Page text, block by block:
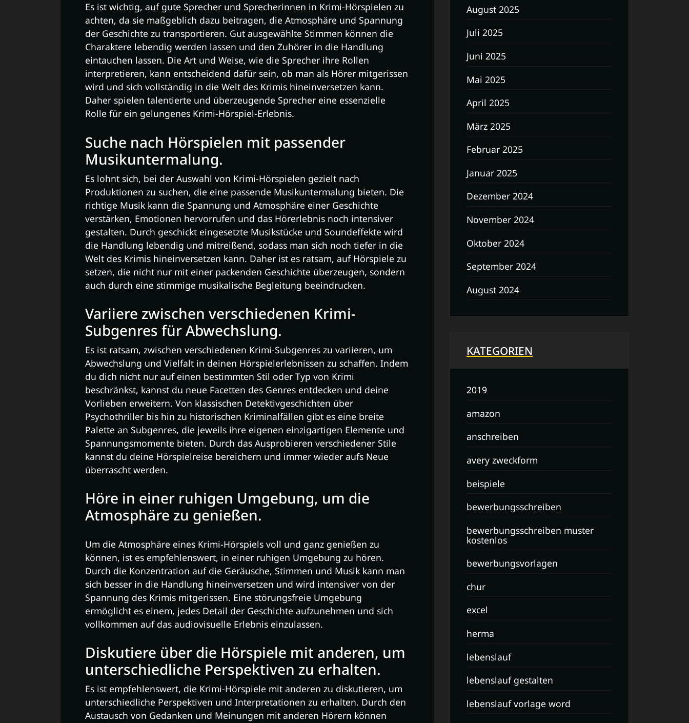
Es ist wichtig, auf gute Sprecher und Sprecherinnen in Krimi-Hörspielen zu
achten, da sie maßgeblich dazu beitragen, die Atmosphäre und Spannung
der Geschichte zu transportieren. Gut ausgewählte Stimmen können die
Charaktere lebendig werden lassen und den Zuhörer in die Handlung
eintauchen lassen. Die Art und Weise, wie die Sprecher ihre Rollen
interpretieren, kann entscheidend dafür sein, ob man als Hörer mitgerissen
wird und sich vollständig in die Welt des Krimis hineinversetzen kann.
Daher spielen talentierte und überzeugende Sprecher eine essenzielle
Rolle für ein gelungenes Krimi-Hörspiel-Erlebnis.
Suche nach Hörspielen mit passender
Musikuntermalung.
Es lohnt sich, bei der Auswahl von Krimi-Hörspielen gezielt nach
Produktionen zu suchen, die eine passende Musikuntermalung bieten. Die
richtige Musik kann die Spannung und Atmosphäre einer Geschichte
verstärken, Emotionen hervorrufen und das Hörerlebnis noch intensiver
gestalten. Durch geschickt eingesetzte Musikstücke und Soundeffekte wird
die Handlung lebendig und mitreißend, sodass man sich noch tiefer in die
Welt des Krimis hineinversetzen kann. Daher ist es ratsam, auf Hörspiele zu
setzen, die nicht nur mit einer packenden Geschichte überzeugen, sondern
auch durch eine stimmige musikalische Begleitung beeindrucken.
Variiere zwischen verschiedenen Krimi-
Subgenres für Abwechslung.
Es ist ratsam, zwischen verschiedenen Krimi-Subgenres zu variieren, um
Abwechslung und Vielfalt in deinen Hörspielerlebnissen zu schaffen. Indem
du dich nicht nur auf einen bestimmten Stil oder Typ von Krimi
beschränkst, kannst du neue Facetten des Genres entdecken und deine
Vorlieben erweitern. Von klassischen Detektivgeschichten über
Psychothriller bis hin zu historischen Kriminalfällen gibt es eine breite
Palette an Subgenres, die jeweils ihre eigenen einzigartigen Elemente und
Spannungsmomente bieten. Durch das Ausprobieren verschiedener Stile
kannst du deine Hörspielreise bereichern und immer wieder aufs Neue
überrascht werden.
Höre in einer ruhigen Umgebung, um die
Atmosphäre zu genießen.
Um die Atmosphäre eines Krimi-Hörspiels voll und ganz genießen zu
können, ist es empfehlenswert, in einer ruhigen Umgebung zu hören.
Durch die Konzentration auf die Geräusche, Stimmen und Musik kann man
sich besser in die Handlung hineinversetzen und wird intensiver von der
Spannung des Krimis mitgerissen. Eine störungsfreie Umgebung
ermöglicht es einem, jedes Detail der Geschichte aufzunehmen und sich
vollkommen auf das audiovisuelle Erlebnis einzulassen.
Diskutiere über die Hörspiele mit anderen, um
unterschiedliche Perspektiven zu erhalten.
Es ist empfehlenswert, die Krimi-Hörspiele mit anderen zu diskutieren, um
unterschiedliche Perspektiven und Interpretationen zu erhalten. Durch den
Austausch von Gedanken und Meinungen mit anderen Hörern können
August 2025
Juli 2025
Juni 2025
Mai 2025
April 2025
März 2025
Februar 2025
Januar 2025
Dezember 2024
November 2024
Oktober 2024
September 2024
August 2024
KATEGORIEN
2019
amazon
anschreiben
avery zweckform
beispiele
bewerbungsschreiben
bewerbungsschreiben muster
kostenlos
bewerbungsvorlagen
chur
excel
herma
lebenslauf
lebenslauf gestalten
lebenslauf vorlage word